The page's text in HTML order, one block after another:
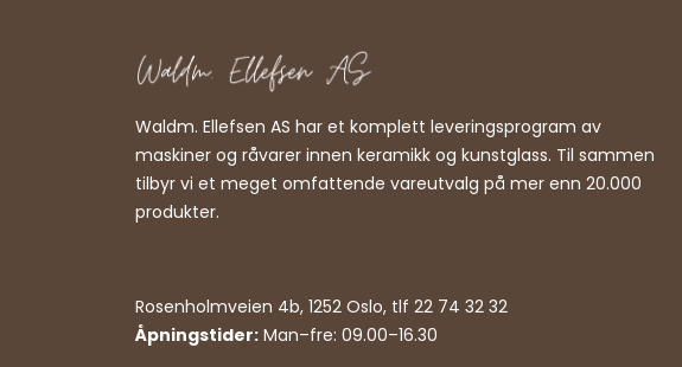
Waldm. Ellefsen AS har et komplett leveringsprogram av
maskiner og råvarer innen keramikk og kunstglass. Til sammen
tilbyr vi et meget omfattende vareutvalg på mer enn 20.000
produkter.
Rosenholmveien 4b, 1252 Oslo, tlf 22 74 32 32
Åpningstider: Man–fre: 09.00–16.30